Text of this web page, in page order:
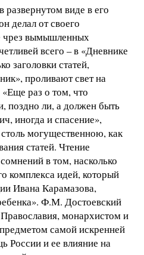
виде в его
делал от своего
чрез вымышленных
всего – в «Дневнике
заголовки статей,
проливают свет на
раз о том, что
поздно ли, а должен быть
иногда и спасение»,
могущественною, как
статей. Чтение
в том, насколько
комплекса идей, который
Ивана Карамазова,
Ф.М. Достоевский
монархистом и
самой искренней
России и ее влияние на